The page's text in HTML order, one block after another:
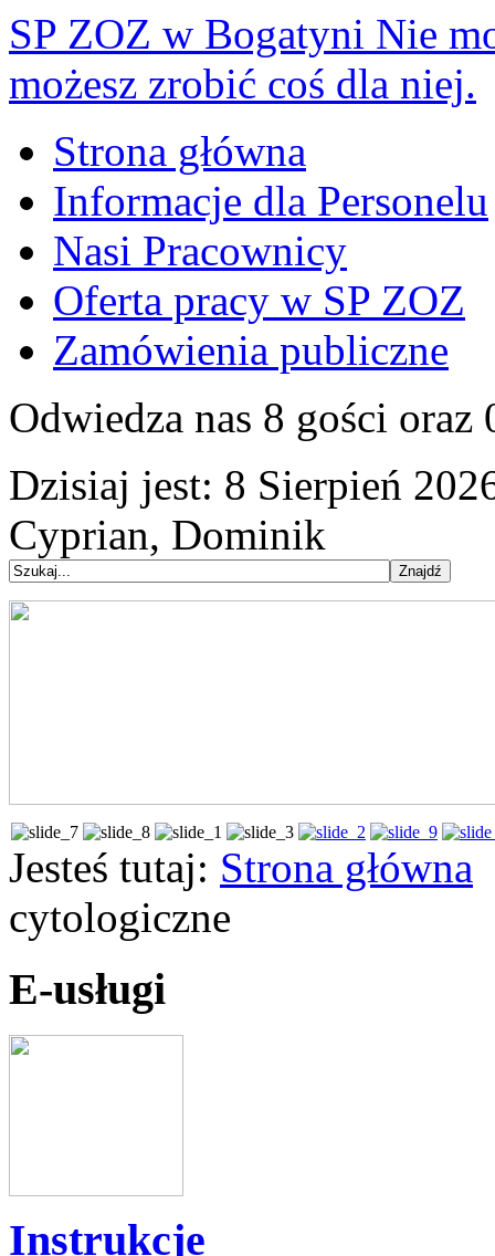
SP ZOZ w Bogatyni Nie
możesz zrobić coś dla niej.
Strona główna
Informacje dla Personelu
Nasi Pracownicy
Oferta pracy w SP ZOZ
Zamówienia publiczne
Odwiedza nas 8 gości
Dzisiaj jest: 8 Sierpień
Cyprian, Dominik
Jesteś tutaj: Strona główna
cytologiczne
E-usługi
Instrukcje